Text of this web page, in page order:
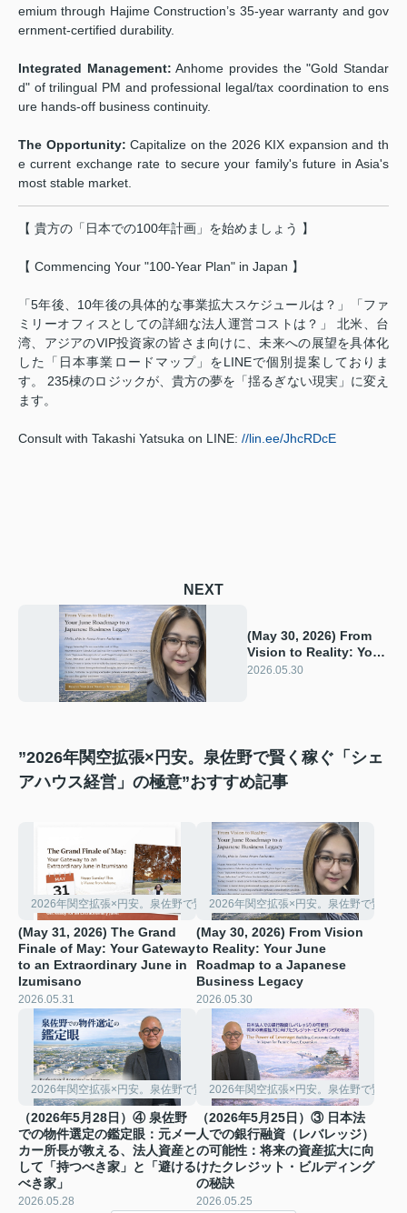
emium through Hajime Construction’s 35-year warranty and gov
ernment-certified durability.
Integrated Management: Anhome provides the "Gold Standar
d" of trilingual PM and professional legal/tax coordination to ens
ure hands-off business continuity.
The Opportunity: Capitalize on the 2026 KIX expansion and th
e current exchange rate to secure your family's future in Asia's
most stable market.
【 貴方の「日本での100年計画」を始めましょう 】
【 Commencing Your "100-Year Plan" in Japan 】
「5年後、10年後の具体的な事業拡大スケジュールは？」「ファ
ミリーオフィスとしての詳細な法人運営コストは？」 北米、台
湾、アジアのVIP投資家の皆さま向けに、未来への展望を具体化
した「日本事業ロードマップ」をLINEで個別提案しておりま
す。 235棟のロジックが、貴方の夢を「揺るぎない現実」に変え
ます。
Consult with Takashi Yatsuka on LINE: //lin.ee/JhcRDcE
NEXT
(May 30, 2026) From
Vision to Reality: Your
June Roadmap to a
2026.05.30
”2026年関空拡張×円安。泉佐野で賢く稼ぐ「シェ
アハウス経営」の極意”おすすめ記事
2026年関空拡張×円安。泉佐野で賢く稼ぐ「シェアハウス経営」の極意
(May 31, 2026) The Grand
Finale of May: Your Gateway
to an Extraordinary June in
Izumisano
2026.05.31
2026年関空拡張×円安。泉佐野で賢く
(May 30, 2026) From Vision
to Reality: Your June
Roadmap to a Japanese
Business Legacy
2026.05.30
2026年関空拡張×円安。泉佐野で賢く稼ぐ「シェアハウス経営」の極意
（2026年5月28日）④ 泉佐野
での物件選定の鑑定眼：元メー
カー所長が教える、法人資産と
して「持つべき家」と「避ける
べき家」
2026.05.28
2026年関空拡張×円安。泉佐野で賢く
（2026年5月25日）③ 日本法
人での銀行融資（レバレッジ）
の可能性：将来の資産拡大に向
けたクレジット・ビルディング
の秘訣
2026.05.25